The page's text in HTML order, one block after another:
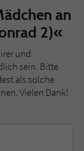
an
2)«
und
sein. Bitte
als solche
Vielen Dank!